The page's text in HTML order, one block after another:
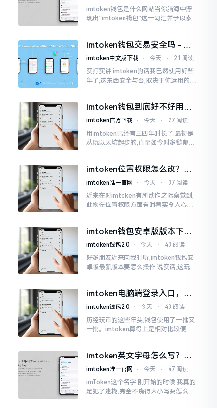
imtoken钱包是什么网站当你脑海中浮
现出“imtoken钱包”这一词汇并予以索求
我也曾短暂错愕
imtoken钱包交易安全吗 - 老
用户的一些心里话
imtoken中文版下载 ⋅ 今天 ⋅ 21 阅读
实打实讲,imtoken的话我已然使用好些
年了,这东西安全与否,取决于你运用的方
睹过非常多的人
imtoken钱包到底好不好用？
老玩家说说真实体验
imtoken官方下载 ⋅ 今天 ⋅ 27 阅读
用imtoken已经有三四年时长了,最初是
从玩以太坊起步的,直至如今对多链都有
imtoken位置权限怎么改？手
把手教你搞定
imtoken唯一官网 ⋅ 今天 ⋅ 37 阅读
近来在对imtoken有所动作之际察觉到,
此物在位置权限方面有时着实令人心生
的模样
imtoken钱包安卓版版本下载
安装教程
imtoken钱包2.0 ⋅ 今天 ⋅ 43 阅读
好多朋友近来向我打听,imtoken钱包安
卓版最新版本要怎么操作,说实话,这玩意
0版本
imtoken电脑端登录入口，地
址在这里
imtoken钱包2.0 ⋅ 今天 ⋅ 43 阅读
历经玩币的这些年头,钱包使用了一批又
一批。imtoken算得上是相对比较便于
就得去寻觅电脑端的入口。
imtoken英文字母怎么写？正
确拼写看这里
imtoken唯一官网 ⋅ 今天 ⋅ 47 阅读
imToken这个名字,刚开始的时候,我真的
是犯了迷糊,完全不晓得大小写要怎么去